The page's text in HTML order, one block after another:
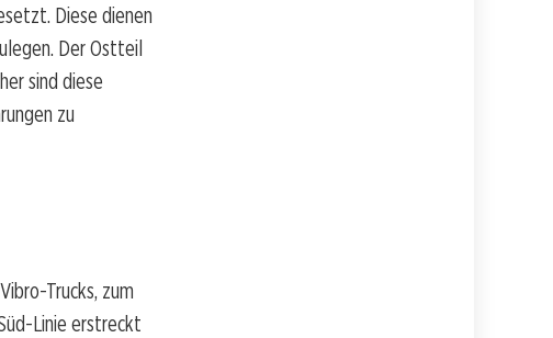
Diese dienen
Der Ostteil
sind diese
zu
Trucks, zum
Linie erstreckt